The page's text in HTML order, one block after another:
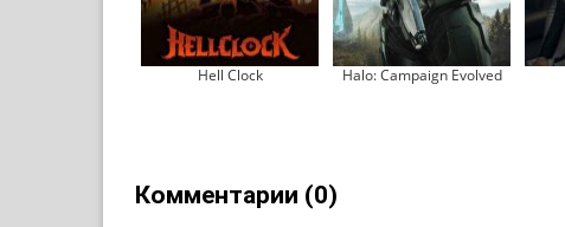
Hell Clock Halo: Campaign Evolved
Комментарии (0)